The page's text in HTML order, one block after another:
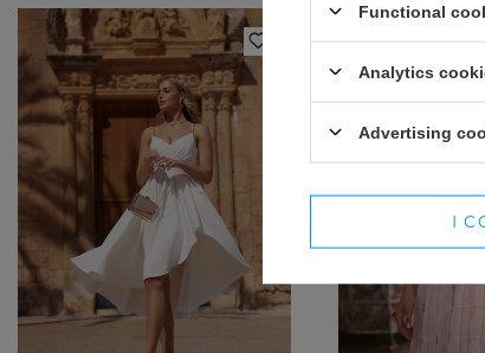
JUMPSUITS
T-SHIRTS
TRACKSUITS
BRACELETS
JEWELRY
HAIR ELASTICS
BELTS
Functional
Analytics
Advertising
I